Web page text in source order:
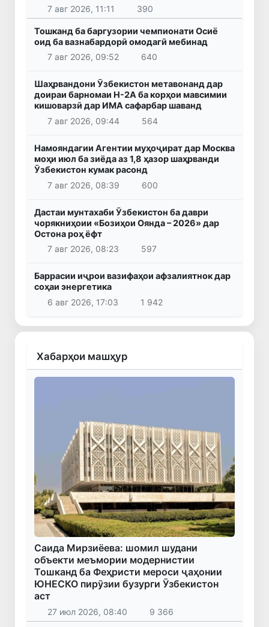
7 авг 2026, 11:11 390
Тошканд ба баргузории чемпионати Осиё
оид ба вазнабардорӣ омодагӣ мебинад
7 авг 2026, 09:52
640
Шаҳрвандони Ӯзбекистон метавонанд дар
доираи барномаи H-2A ба корҳои мавсимии
кишоварзӣ дар ИМА сафарбар шаванд
7 авг 2026, 09:44
564
Намояндагии Агентии муҳоҷират дар Москва
моҳи июл ба зиёда аз 1,8 ҳазор шаҳрванди
Ӯзбекистон кумак расонд
7 авг 2026, 08:39
600
Дастаи мунтахаби Ӯзбекистон ба даври
чорякниҳоии «Бозиҳои Оянда – 2026» дар
Остона роҳ ёфт
7 авг 2026, 08:23
597
Баррасии иҷрои вазифаҳои афзалиятнок дар
соҳаи энергетика
6 авг 2026, 17:03
1 942
Хабарҳои машҳур
Саида Мирзиёева: шомил шудани
объекти меъмории модернистии
Тошканд ба Феҳристи мероси ҷаҳонии
ЮНЕСКО пирӯзии бузурги Ӯзбекистон
аст
27 июл 2026, 08:40 9 366